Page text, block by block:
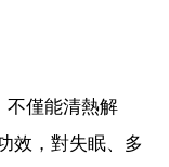
不僅能清熱解
效，對失眠、多